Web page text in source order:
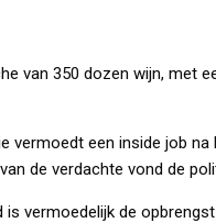
van 350 dozen wijn, met
vermoedt een inside job
de verdachte vond de
is vermoedelijk de